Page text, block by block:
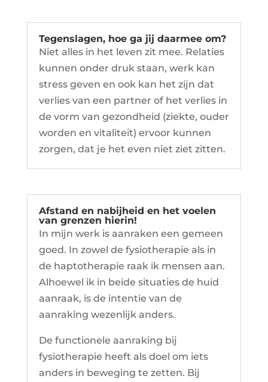
Tegenslagen, hoe ga jij daarmee om?
Niet alles in het leven zit mee. Relaties
kunnen onder druk staan, werk kan
stress geven en ook kan het zijn dat
verlies van een partner of het verlies in
de vorm van gezondheid (ziekte, ouder
worden en vitaliteit) ervoor kunnen
zorgen, dat je het even niet ziet zitten.
Afstand en nabijheid en het voelen
van grenzen hierin!
In mijn werk is aanraken een gemeen
goed. In zowel de fysiotherapie als in
de haptotherapie raak ik mensen aan.
Alhoewel ik in beide situaties de huid
aanraak, is de intentie van de
aanraking wezenlijk anders.
De functionele aanraking bij
fysiotherapie heeft als doel om iets
anders in beweging te zetten. Bij